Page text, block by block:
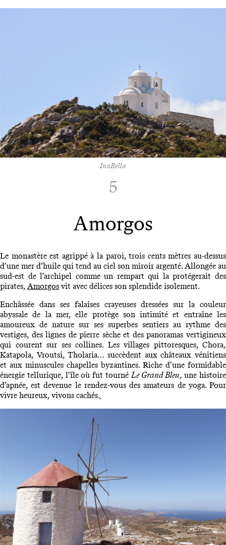
InaBella
5
Amorgos
Le monastère est agrippé à la paroi, trois cents mètres au-dessus
d’une mer d’huile qui tend au ciel son miroir argenté. Allongée au
sud-est de l’archipel comme un rempart qui la protégerait des
pirates, Amorgos vit avec délices son splendide isolement.
Enchâssée dans ses falaises crayeuses dressées sur la couleur
abyssale de la mer, elle protège son intimité et entraîne les
amoureux de nature sur ses superbes sentiers au rythme des
vestiges, des lignes de pierre sèche et des panoramas vertigineux
qui courent sur ses collines. Les villages pittoresques, Chora,
Katapola, Vroutsi, Tholaria… succèdent aux châteaux vénitiens
et aux minuscules chapelles byzantines. Riche d’une formidable
énergie tellurique, l’île où fut tourné Le Grand Bleu, une histoire
d’apnée, est devenue le rendez-vous des amateurs de yoga. Pour
vivre heureux, vivons cachés.